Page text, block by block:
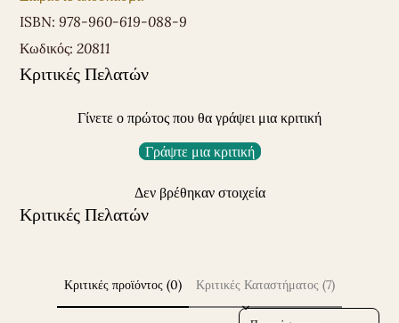
ISBN: 978-960-619-088-9
Κωδικός: 20811
Κριτικές Πελατών
Γίνετε ο πρώτος που θα γράψει μια κριτική
Γράψτε μια κριτική
Δεν βρέθηκαν στοιχεία
Κριτικές Πελατών
Κριτικές προϊόντος (0) Κριτικές Καταστήματος (7)
Sort reviews by